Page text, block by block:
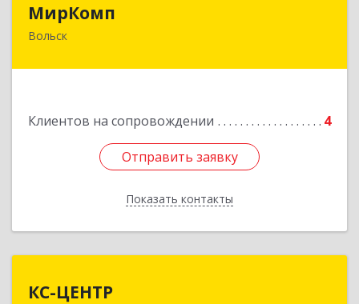
МирКомп
Вольск
Клиентов на сопровождении 4
Отправить заявку
Показать контакты
Отправить заявку
Назад
КС-ЦЕНТР